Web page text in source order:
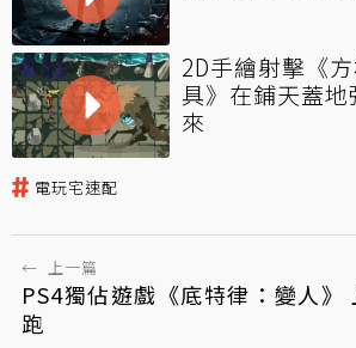
2D手繪射擊《
具》在鋪天蓋
來
電玩宅速配
← 上一篇
PS4獨佔遊戲《底特律：變人》
跑